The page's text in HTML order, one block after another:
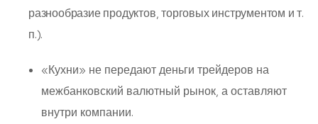
разнообразие продуктов, торговых инструментом и т.
п.).
«Кухни» не передают деньги трейдеров на
межбанковский валютный рынок, а оставляют
внутри компании.